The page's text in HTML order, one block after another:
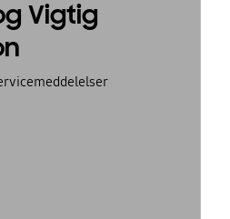
Vigtig